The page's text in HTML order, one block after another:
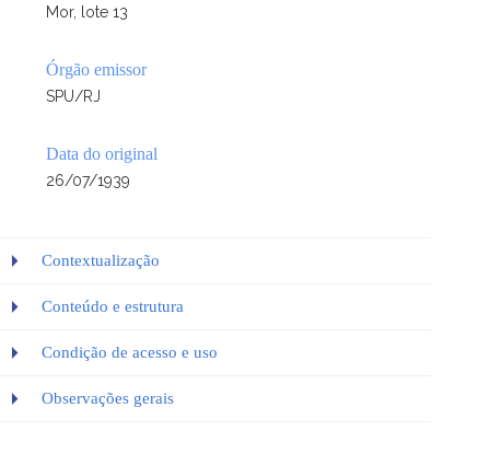
Mor, lote 13
Órgão emissor
SPU/RJ
Data do original
26/07/1939
Contextualização
Conteúdo e estrutura
Condição de acesso e uso
Observações gerais